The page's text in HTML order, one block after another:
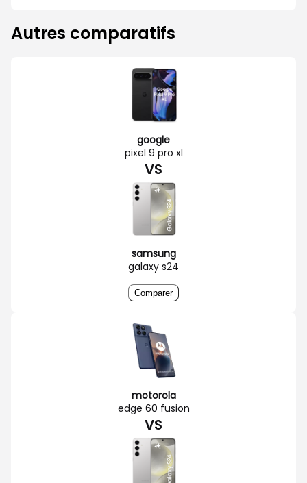
Autres comparatifs
google
pixel 9 pro xl
VS
samsung
galaxy s24
Comparer
motorola
edge 60 fusion
VS